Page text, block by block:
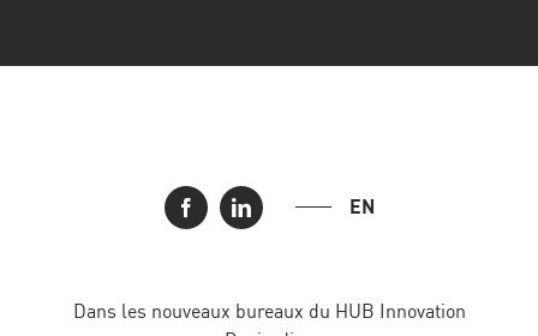
EN
Dans les nouveaux bureaux du HUB Innovation